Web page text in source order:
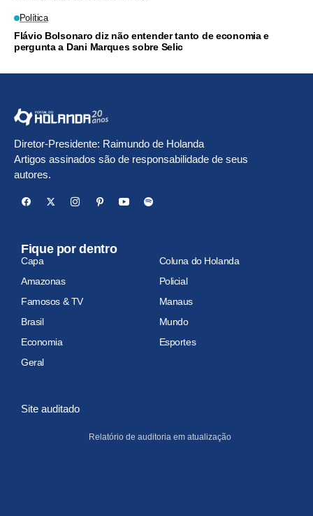
Política
Flávio Bolsonaro diz não entender tanto de economia e
pergunta a Dani Marques sobre Selic
Diretor-Presidente: Raimundo de Holanda
Artigos assinados são de responsabilidade de seus
autores.
Fique por dentro
Capa
Coluna do Holanda
Amazonas
Policial
Famosos & TV
Manaus
Brasil
Mundo
Economia
Esportes
Geral
Site auditado
Relatório de auditoria em atualização